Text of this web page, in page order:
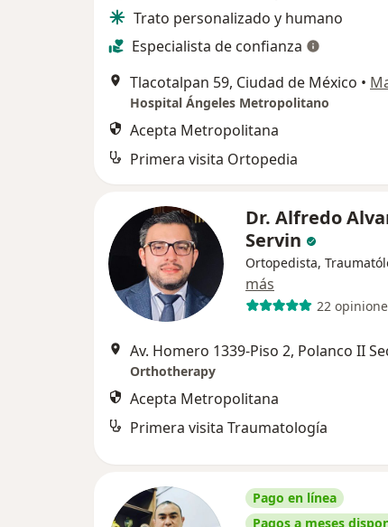
Trato personalizado y humano
Especialista de confianza
Tlacotalpan 59, Ciudad de México •
Hospital Ángeles Metropolitano
Acepta Metropolitana
Primera visita Ortopedia
Dr. Alfredo
Servin
Ortopedista,
más
22
Orthotherapy
Acepta Metropolitana
Primera visita Traumatología
Pago en línea
Pagos a meses